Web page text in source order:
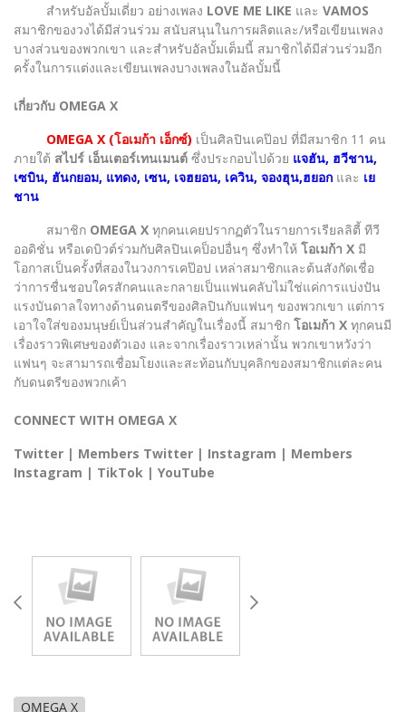
สำหรับอัลบั้มเดี่ยว อย่างเพลง LOVE ME LIKE และ VAMOS
สมาชิกของวงได้มีส่วนร่วม สนับสนุนในการผลิตและ/หรือเขียนเพลง
บางส่วนของพวกเขา และสำหรับอัลบั้มเต็มนี้ สมาชิกได้มีส่วนร่วมอีก
ครั้งในการแต่งและเขียนเพลงบางเพลงในอัลบั้มนี้
เกี่ยวกับ OMEGA X
OMEGA X (โอเมก้า เอ็กซ์) เป็นศิลปินเคป๊อป ที่มีสมาชิก 11 คน
ภายใต้ สไปร์ เอ็นเตอร์เทนเมนต์ ซึ่งประกอบไปด้วย แจฮัน, ฮวีชาน,
เซบิน, ฮันกยอม, แทดง, เซน, เจฮยอน, เควิน, จองฮุน,ฮยอก และ เย
ชาน
สมาชิก OMEGA X ทุกคนเคยปรากฏตัวในรายการเรียลลิตี้ ทีวี
ออดิชั่น หรือเดบิวต์ร่วมกับศิลปินเคป็อปอื่นๆ ซึ่งทำให้ โอเมก้า X มี
โอกาสเป็นครั้งที่สองในวงการเคป๊อป เหล่าสมาชิกและต้นสังกัดเชื่อ
ว่าการชื่นชอบใครสักคนและกลายเป็นแฟนคลับไม่ใช่แค่การแบ่งปัน
แรงบันดาลใจทางด้านดนตรีของศิลปินกับแฟนๆ ของพวกเขา แต่การ
เอาใจใส่ของมนุษย์เป็นส่วนสำคัญในเรื่องนี้ สมาชิก โอเมก้า X ทุกคนมี
เรื่องราวพิเศษของตัวเอง และจากเรื่องราวเหล่านั้น พวกเขาหวังว่า
แฟนๆ จะสามารถเชื่อมโยงและสะท้อนกับบุคลิกของสมาชิกแต่ละคน
กับดนตรีของพวกเค้า
CONNECT WITH OMEGA X
Twitter | Members Twitter | Instagram | Members
Instagram | TikTok | YouTube
OMEGA X